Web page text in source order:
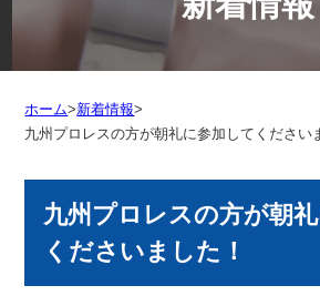
ホーム>新着情報>
九州プロレスの方が朝礼に参加してください
九州プロレスの方が朝
くださいました！